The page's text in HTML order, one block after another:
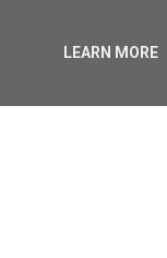
LEARN MORE